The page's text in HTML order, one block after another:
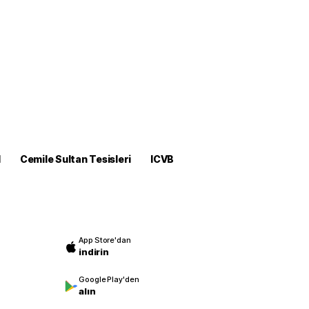
Cemile Sultan Tesisleri
ICVB
App Store'dan
indirin
Google Play'den
alın